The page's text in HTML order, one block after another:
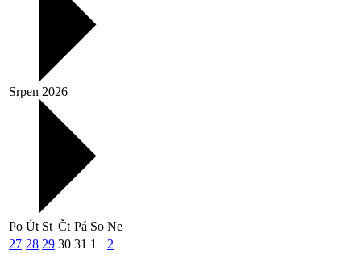
Srpen 2026
Po Út St Čt Pá So Ne
27 28 29 30 31 1
2